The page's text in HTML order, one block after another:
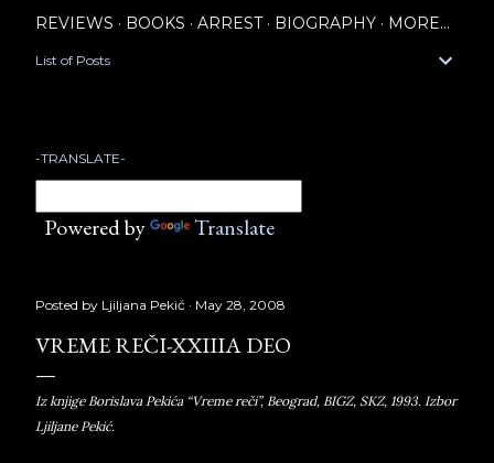
REVIEWS BOOKS ARREST BIOGRAPHY MORE…
List of Posts
-TRANSLATE-
Powered by Translate
Posted by Ljiljana Pekić May 28, 2008
VREME REČI-XXIIIA DEO
Iz knjige Borislava Pekića “Vreme reči”, Beograd, BIGZ, SKZ, 1993. Izbor
Ljiljane Pekić.